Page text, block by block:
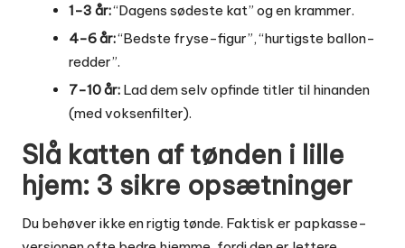
1-3 år:“Dagens sødeste kat” og en krammer.
4-6 år:“Bedste fryse-figur”, “hurtigste ballon-
redder”.
7-10 år: Lad dem selv opfinde titler til hinanden
(med voksenfilter).
Slå katten af tønden i lille
hjem: 3 sikre opsætninger
Du behøver ikke en rigtig tønde. Faktisk er papkasse-